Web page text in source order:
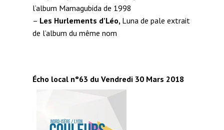
l’album Mamagubida de 1998
– Les Hurlements d’Léo, Luna de pale extrait
de l’album du même nom
Écho local n°63 du Vendredi 30 Mars 2018